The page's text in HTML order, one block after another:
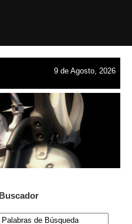
9 de Agosto, 2026
Buscador